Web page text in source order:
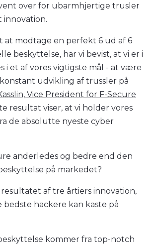
over for ubarmhjertige trusler
at modtage en perfekt 6 ud af 6
beskyttelse, har vi bevist, at vi er i
i et af vores vigtigste mål - at være
udvikling af trussler på
Vice President for F-Secure
resultat viser, at vi holder vores
de absolutte nyeste cyber
anderledes og bedre end den
på markedet?
af tre årtiers innovation,
bedste hackere kan kaste på
kommer fra top-notch